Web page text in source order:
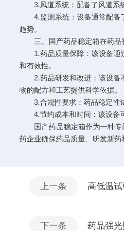
3.风道系统：配备了风道系统
4.监测系统：设备通常配备了
趋势。
三、国产药品稳定箱在药品
1.药品质量保障：该设备通过
和有效性。
2.药品研发和改进：该设备不
物的配方和工艺提供科学依据。
3.合规性要求：药品稳定性试
4.节约成本和时间：该设备可
国产药品稳定箱作为一种专门
药企业确保药品质量、研发新
上一条 高低温
下一条 药品强